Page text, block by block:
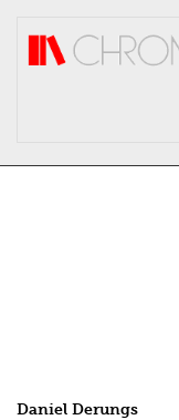
Daniel Derungs